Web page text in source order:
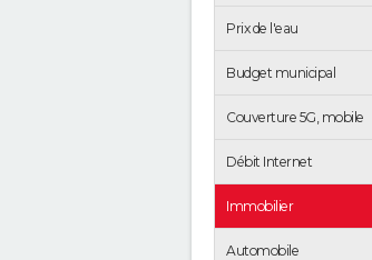
Prix de l'eau
Budget municipal
Couverture 5G, mobile
Débit Internet
Immobilier
Automobile